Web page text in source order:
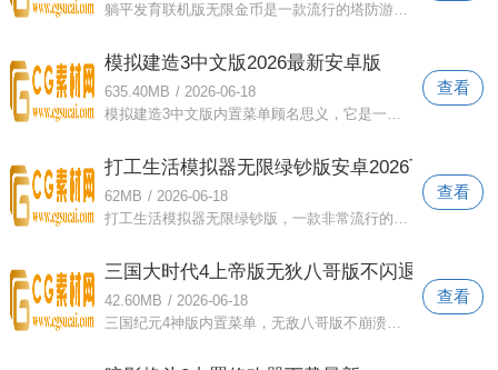
躺平发育联机版无限金币是一款流行的塔防游戏。游戏有多种模式和关卡供你自由选择挑战！只有不断升级武器和道具，才能抵御更凶猛鬼魂的入侵
模拟建造3中文版2026最新安卓版
635.40MB / 2026-06-18
模拟建造3中文版内置菜单顾名思义，它是一款非常流行的建造模拟游戏。第一个视角展示了各种建造乐趣。玩家可以解锁各种施工车辆来加快施工
查看
打工生活模拟器无限绿钞版安卓2026下载
62MB / 2026-06-18
打工生活模拟器无限绿钞版，一款非常流行的模拟经营游戏。可以解锁各种工作任务。努力完成每一个挑战并赚取自己的薪水。感受平凡的工作生活
查看
三国大时代4上帝版无狄八哥版不闪退安卓app
42.60MB / 2026-06-18
三国纪元4神版内置菜单，无敌八哥版不崩溃。这是一款聚集了无数玩家激情的三国游戏。精美的画面、高清的画质、刺激的战斗系统给玩家带来无
查看